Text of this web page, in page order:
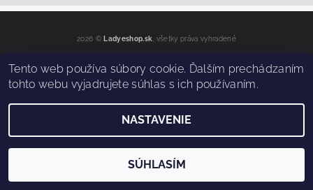
2026 © Ladyeshop.sk , všetky práva vyhradené
Vytvoril Shoptet
Tento web používa súbory cookie. Ďalším prechádzaním
tohto webu vyjadrujete súhlas s ich používaním.
NASTAVENIE
SÚHLASÍM